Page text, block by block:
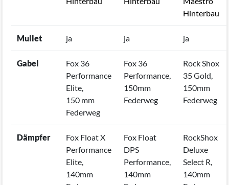
Hinterbau
Mullet ja ja ja
Gabel
Fox 36
Performance
Elite,
150 mm
Federweg
Fox 36
Performance,
150mm
Federweg
Rock Shox
35 Gold,
150mm
Federweg
Dämpfer
Fox Float X
Performance
Elite,
140mm
Fox Float
DPS
Performance,
140mm
RockShox
Deluxe
Select R,
140mm